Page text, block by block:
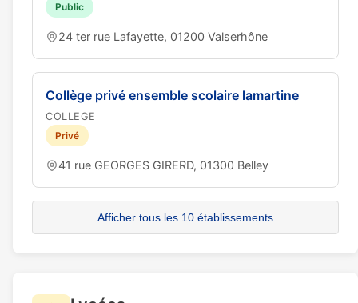
Public
24 ter rue Lafayette, 01200 Valserhône
Collège privé ensemble scolaire lamartine
COLLEGE
Privé
41 rue GEORGES GIRERD, 01300 Belley
Afficher tous les 10 établissements